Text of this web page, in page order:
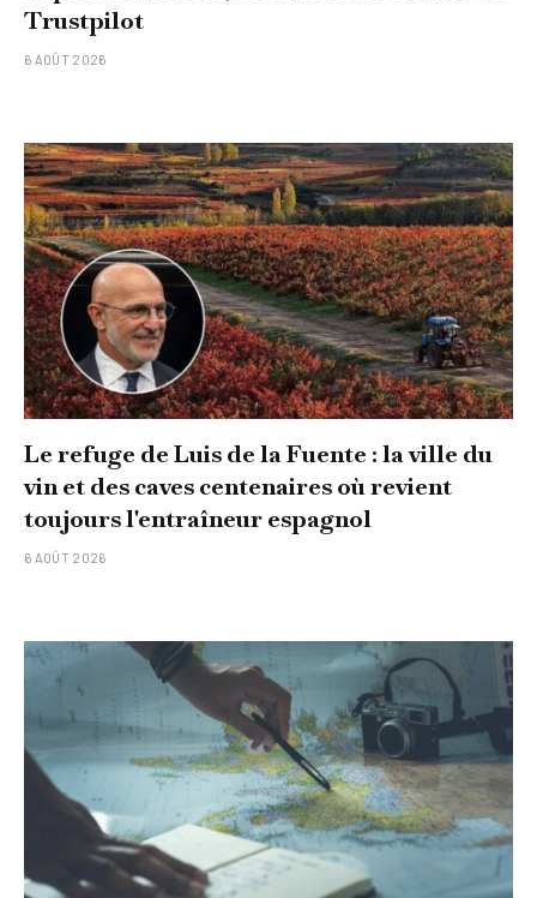
Trustpilot
6 AOÛT 2026
Le refuge de Luis de la Fuente : la ville du
vin et des caves centenaires où revient
toujours l'entraîneur espagnol
6 AOÛT 2026